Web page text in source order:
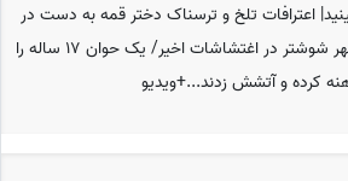
اعترافات تلخ و ترسناک دختر قمه به دست در
شهر شوشتر در اغتشاشات اخیر/ یک حوان 17 ساله را
کرده و آتشش زدند...+ویدیو